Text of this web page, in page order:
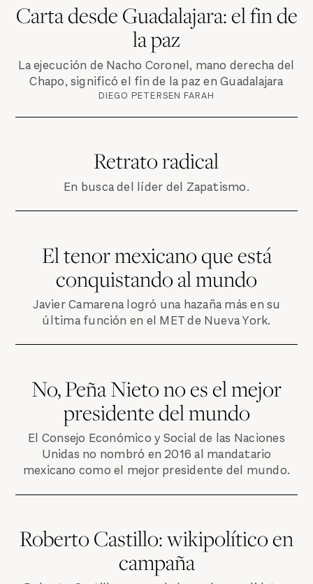
Carta desde Guadalajara: el fin de
la paz
La ejecución de Nacho Coronel, mano derecha del
Chapo, significó el fin de la paz en Guadalajara
DIEGO PETERSEN FARAH
Retrato radical
En busca del líder del Zapatismo.
El tenor mexicano que está
conquistando al mundo
Javier Camarena logró una hazaña más en su
última función en el MET de Nueva York.
No, Peña Nieto no es el mejor
presidente del mundo
El Consejo Económico y Social de las Naciones
Unidas no nombró en 2016 al mandatario
mexicano como el mejor presidente del mundo.
Roberto Castillo: wikipolítico en
campaña